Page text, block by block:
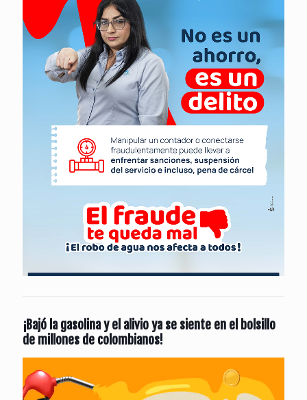
¡Bajó la gasolina y el alivio ya se siente en el bolsillo
de millones de colombianos!
de